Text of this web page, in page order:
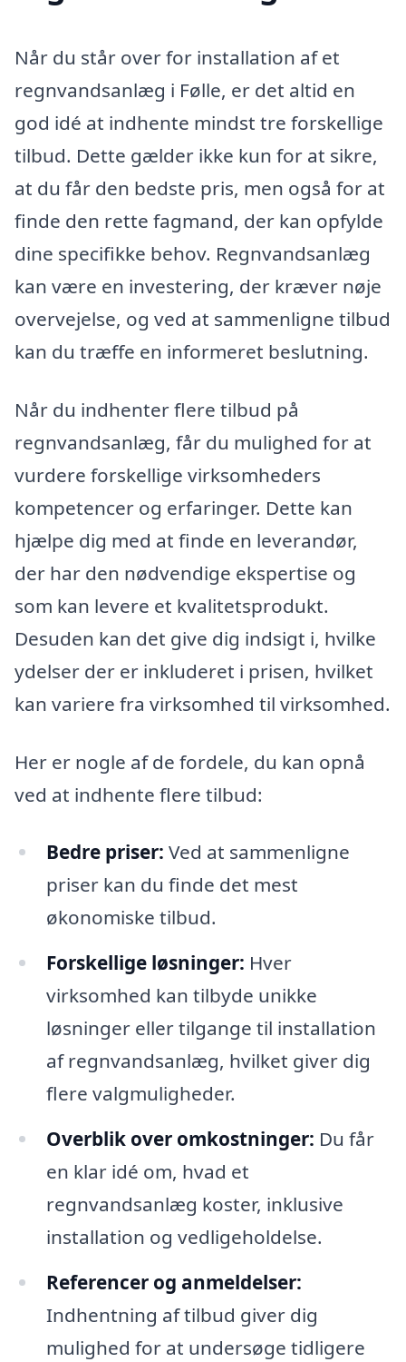
Når du står over for installation af et
regnvandsanlæg i Følle, er det altid en
god idé at indhente mindst tre forskellige
tilbud. Dette gælder ikke kun for at sikre,
at du får den bedste pris, men også for at
finde den rette fagmand, der kan opfylde
dine specifikke behov. Regnvandsanlæg
kan være en investering, der kræver nøje
overvejelse, og ved at sammenligne tilbud
kan du træffe en informeret beslutning.
Når du indhenter flere tilbud på
regnvandsanlæg, får du mulighed for at
vurdere forskellige virksomheders
kompetencer og erfaringer. Dette kan
hjælpe dig med at finde en leverandør,
der har den nødvendige ekspertise og
som kan levere et kvalitetsprodukt.
Desuden kan det give dig indsigt i, hvilke
ydelser der er inkluderet i prisen, hvilket
kan variere fra virksomhed til virksomhed.
Her er nogle af de fordele, du kan opnå
ved at indhente flere tilbud:
Bedre priser: Ved at sammenligne
priser kan du finde det mest
økonomiske tilbud.
Forskellige løsninger: Hver
virksomhed kan tilbyde unikke
løsninger eller tilgange til installation
af regnvandsanlæg, hvilket giver dig
flere valgmuligheder.
Overblik over omkostninger: Du får
en klar idé om, hvad et
regnvandsanlæg koster, inklusive
installation og vedligeholdelse.
Referencer og anmeldelser:
Indhentning af tilbud giver dig
mulighed for at undersøge tidligere